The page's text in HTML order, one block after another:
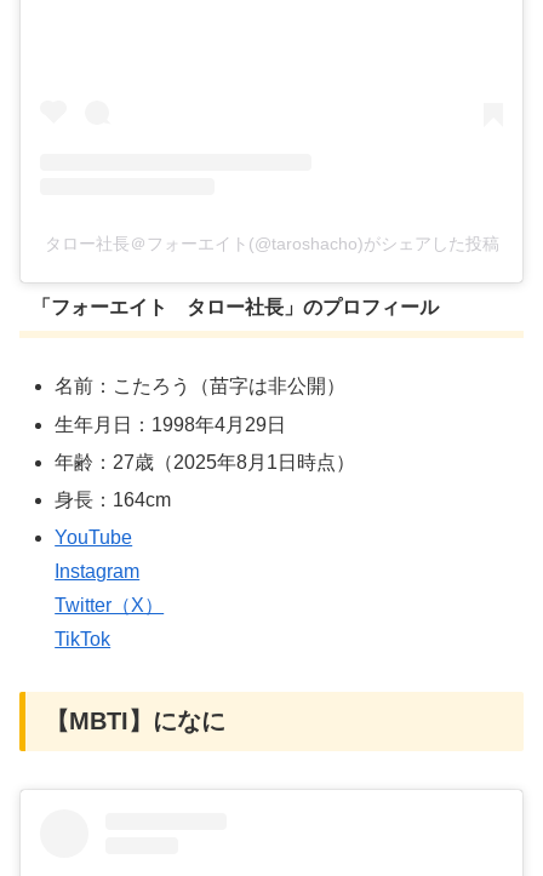
タロー社長＠フォーエイト(@taroshacho)がシェアした投稿
「フォーエイト タロー社長」のプロフィール
名前：こたろう（苗字は非公開）
生年月日：1998年4月29日
年齢：27歳（2025年8月1日時点）
身長：164cm
YouTube
Instagram
Twitter（X）
TikTok
【MBTI】になに